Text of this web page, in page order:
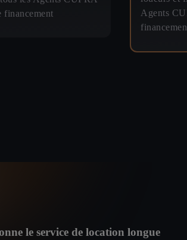
financement
Agents
le service de location longue